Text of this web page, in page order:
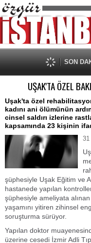
SON
UŞAK'TA ÖZEL
Uşak'ta özel
kadını ani ölümünün
cinsel saldırı izlerine
kapsamında 23 kişinin
31
şüphesiyle Uşak Eğitim ve
hastanede yapılan
şüphesiyle ameliyata
yaşamını yitiren zihinsel
soruşturma sürüyor.
Yapılan doktor
üzerine cesedi İzmir Adli